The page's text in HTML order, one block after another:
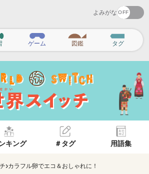
よみがな
ゲーム 図鑑 タグ
キング ＃タグ 用語集
›カラフル卵でエコ＆おしゃれに！